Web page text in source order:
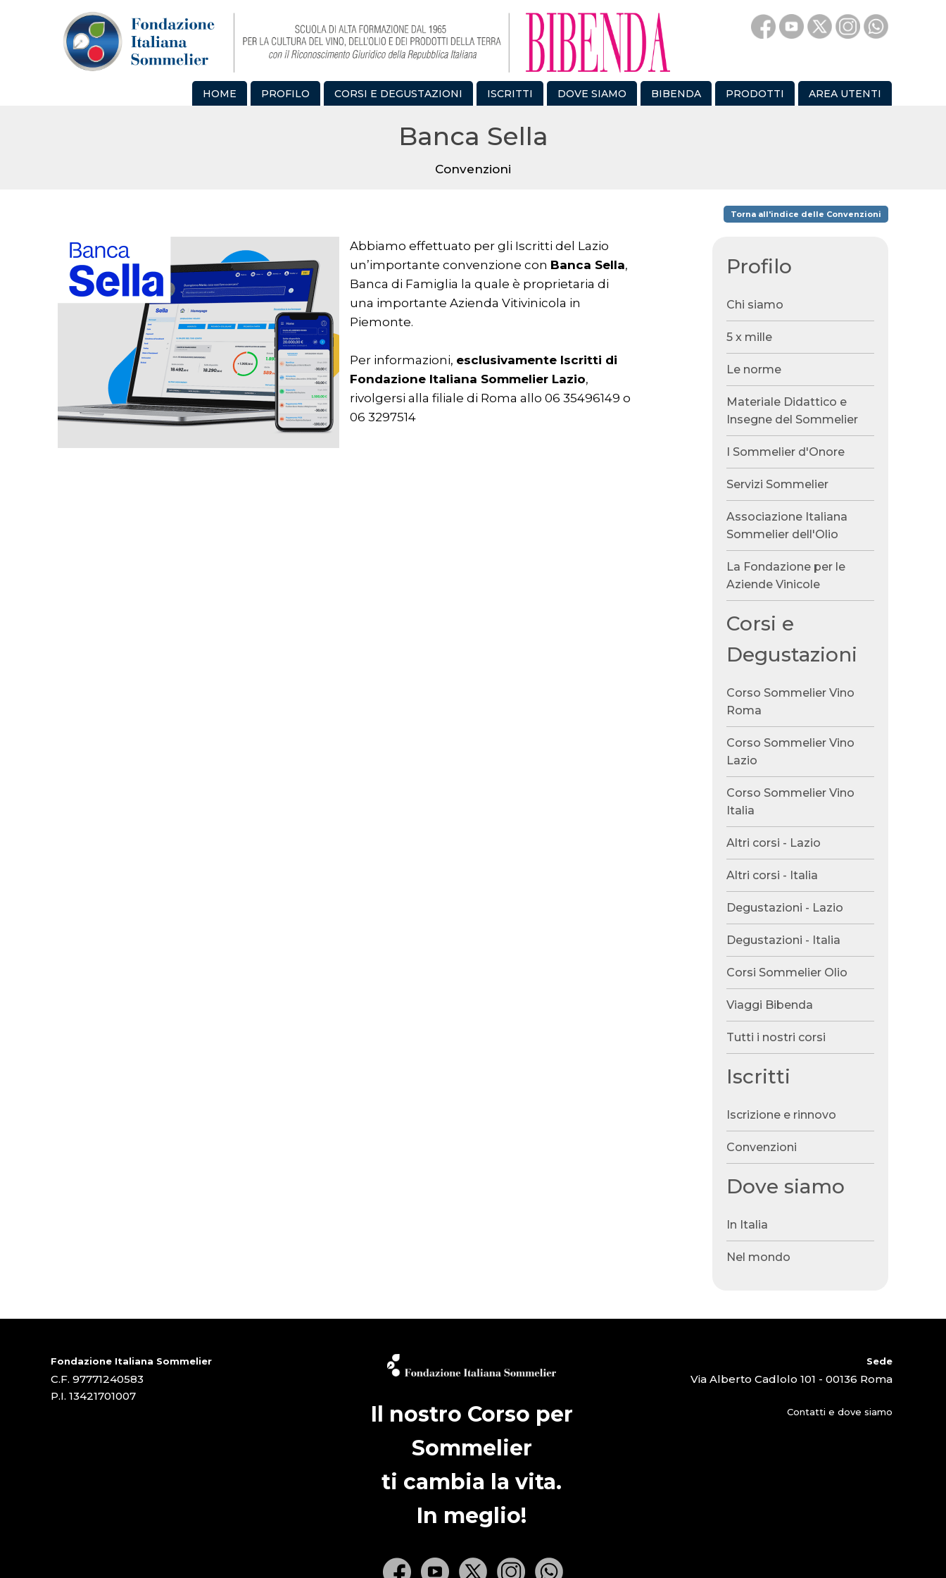
HOME PROFILO CORSI E DEGUSTAZIONI ISCRITTI DOVE SIAMO BIBENDA PRODOTTI AREA UTENTI
Banca Sella
Convenzioni
Torna all'indice delle Convenzioni
Abbiamo effettuato per gli Iscritti del Lazio
un’importante convenzione con Banca Sella,
Banca di Famiglia la quale è proprietaria di
una importante Azienda Vitivinicola in
Piemonte.
Per informazioni, esclusivamente Iscritti di
Fondazione Italiana Sommelier Lazio,
rivolgersi alla filiale di Roma allo 06 35496149 o
06 3297514
Profilo
Chi siamo
5 x mille
Le norme
Materiale Didattico e
Insegne del Sommelier
I Sommelier d'Onore
Servizi Sommelier
Associazione Italiana
Sommelier dell'Olio
La Fondazione per le
Aziende Vinicole
Corsi e
Degustazioni
Corso Sommelier Vino
Roma
Corso Sommelier Vino
Lazio
Corso Sommelier Vino
Italia
Altri corsi - Lazio
Altri corsi - Italia
Degustazioni - Lazio
Degustazioni - Italia
Corsi Sommelier Olio
Viaggi Bibenda
Tutti i nostri corsi
Iscritti
Iscrizione e rinnovo
Convenzioni
Dove siamo
In Italia
Nel mondo
Fondazione Italiana Sommelier
C.F. 97771240583
P.I. 13421701007
Il nostro Corso per
Sommelier
ti cambia la vita.
In meglio!
Sede
Via Alberto Cadlolo 101 - 00136 Roma
Contatti e dove siamo